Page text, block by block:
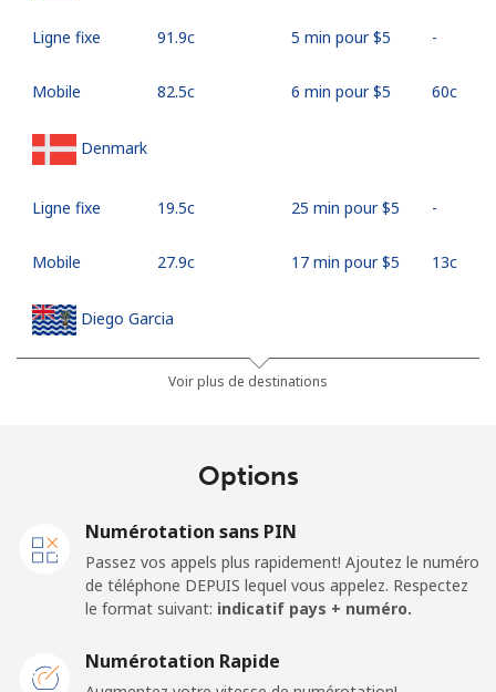
Ligne fixe ⁦91.9c⁩ 5 min pour ⁦$5⁩ -
Mobile ⁦82.5c⁩ 6 min pour ⁦$5⁩ ⁦60c⁩
Denmark
Ligne fixe ⁦19.5c⁩ 25 min pour ⁦$5⁩ -
Mobile ⁦27.9c⁩ 17 min pour ⁦$5⁩ ⁦13c⁩
Diego Garcia
⁦275.9c⁩ 1 min pour ⁦$5⁩
Ligne fixe
⁦60.5c⁩ 8 min pour ⁦$5⁩
Dominica
Voir plus de destinations
Options
Numérotation sans PIN
Passez vos appels plus rapidement! Ajoutez le numéro
de téléphone DEPUIS lequel vous appelez. Respectez
le format suivant: indicatif pays + numéro.
Numérotation Rapide